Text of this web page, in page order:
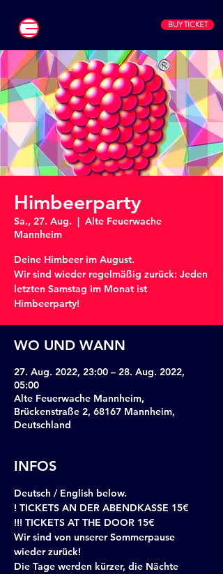
BUY TICKET
Himbeerparty
Sa., 27. Aug.
  |
Alte Feuerwache
Mannheim
Deine Himbeer im August.
Wir sind wieder regelmäßig zurück: Jeden
letzten Samstag im Monat ist
Himbeerparty!
WO UND WANN
27. Aug. 2022, 23:00 – 28. Aug. 2022,
05:00
Alte Feuerwache Mannheim,
Brückenstraße 2, 68167 Mannheim,
Deutschland
INFOS
Deutsch / English below.
! TICKETS AN DER ABENDKASSE 15€
!!! TICKETS AT THE DOOR 15€
Wir sind von unserer Sommerpause
wieder zurück!
Die Tage werden kürzer, die Nächte